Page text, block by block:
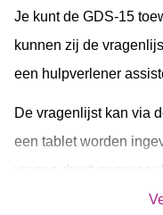
Je kunt de GDS-15
kunnen zij de
een hulpverlener
De vragenlijst kan via
een tablet worden
vragen duurt ongeveer
De vragenlijst geeft